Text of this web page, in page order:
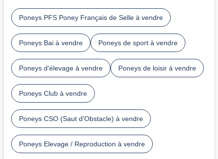
Poneys PFS Poney Français de Selle à vendre
Poneys Bai à vendre Poneys de sport à vendre
Poneys d'élevage à vendre Poneys de loisir à vendre
Poneys Club à vendre
Poneys CSO (Saut d'Obstacle) à vendre
Poneys Elevage / Reproduction à vendre